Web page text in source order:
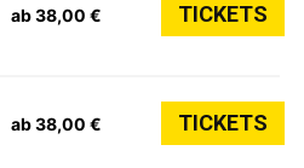
ab 38,00 € TICKETS
ab 38,00 € TICKETS